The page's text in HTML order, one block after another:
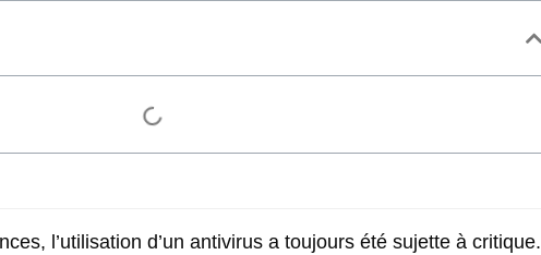
l’utilisation d’un antivirus a toujours été sujette à critique.